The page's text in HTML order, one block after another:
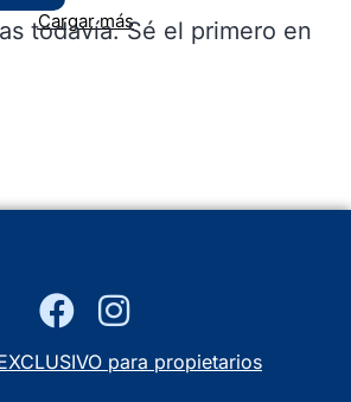
Cargar más
todavía. Sé el primero en
para propietarios